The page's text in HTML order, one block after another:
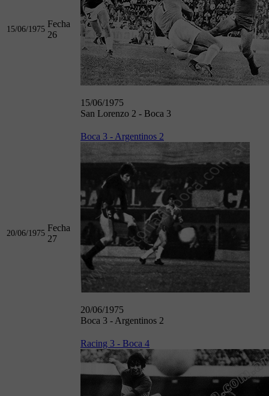
15/06/1975
Fecha
26
15/06/1975
San Lorenzo 2 - Boca 3
20/06/1975
Fecha
27
Boca 3 - Argentinos 2
20/06/1975
Boca 3 - Argentinos 2
Racing 3 - Boca 4